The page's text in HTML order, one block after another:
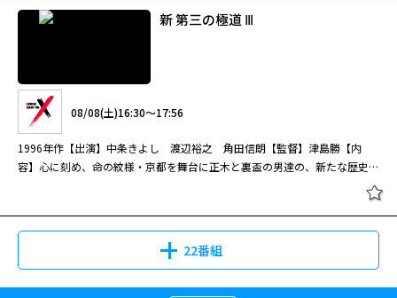
新 第三の極道 Ⅲ
08/08(土)16:30～17:56
1996年作【出演】中条きよし 渡辺裕之 角田信朗【監督】津島勝【内
容】心に刻め、命の紋様・京都を舞台に正木と裏盃の男達の、新たな歴史が
22番組